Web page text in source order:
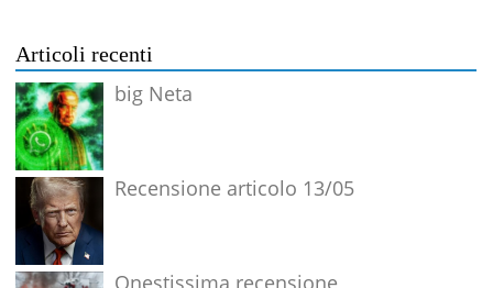
Articoli recenti
big Neta
Recensione articolo 13/05
Onestissima recensione